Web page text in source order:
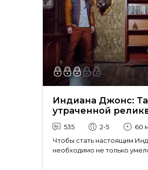
Индиана Джонс:
утраченной
535 2-5 60
Чтобы стать настоящим
необходимо не только умело